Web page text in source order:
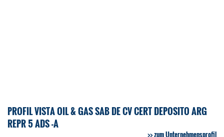
PROFIL VISTA OIL & GAS SAB DE CV CERT DEPOSITO ARG
REPR 5 ADS -A
zum Unternehmensprofil